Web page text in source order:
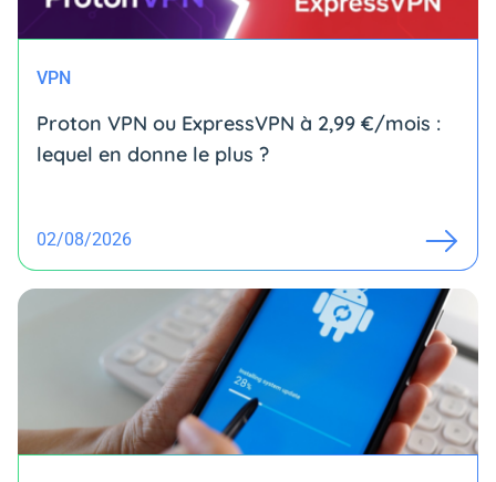
VPN
Proton VPN ou ExpressVPN à 2,99 €/mois :
lequel en donne le plus ?
02/08/2026